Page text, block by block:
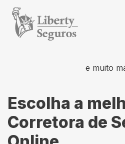
e muito
Escolha a
Corretora de